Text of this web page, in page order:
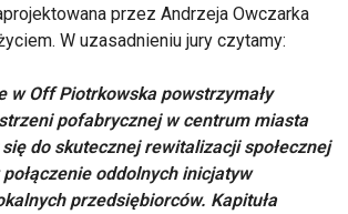
przez Andrzeja Owczarka
W uzasadnieniu jury czytamy:
w Off Piotrkowska powstrzymały
pofabrycznej w centrum miasta
do skutecznej rewitalizacji społecznej
oddolnych inicjatyw
przedsiębiorców. Kapituła